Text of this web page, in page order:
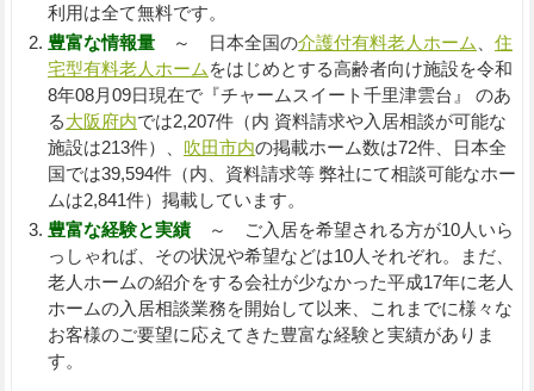
利用は全て無料です。
豊富な情報量～ 日本全国の介護付有料老人ホーム
住
宅型有料老人ホーム をはじめとする高齢者向け施設を令和
8年08月09日現在で『チャームスイート千里津雲台』 のあ
る大阪府内では2,207件（内 資料請求や入居相談が可能な
施設は213件）、 吹田市内の掲載ホーム数は72件、日本全
国では39,594件（内、資料請求等 弊社にて相談可能なホー
ムは2,841件）掲載しています。
豊富な経験と実績～ ご入居を希望される方が10人いら
っしゃれば、その状況や希望などは10人それぞれ。まだ、
老人ホームの紹介をする会社が少なかった平成17年に老人
ホームの入居相談業務を開始して以来、これまでに様々な
お客様のご要望に応えてきた豊富な経験と実績がありま
す。